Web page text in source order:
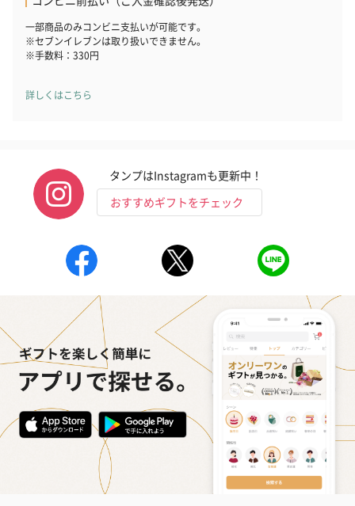
一部商品のみコンビニ支払いが可能です。
※セブンイレブンは取り扱いできません。
※手数料：330円
詳しくはこちら
タンプはInstagramも更新中！
おすすめギフトをチェック